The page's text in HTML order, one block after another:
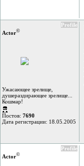
Profile
Actor©
Ужасающее зрелище,
душераздирающее зрелище...
Кошмар!
Постов: 7690
Дата регистрации: 18.05.2005
Profile
Actor©